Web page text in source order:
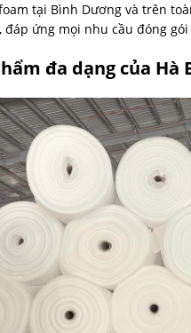
tại Bình Dương và trên
đáp ứng mọi nhu cầu đóng
đa dạng của Hà